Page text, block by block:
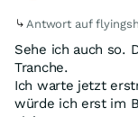
Antwort auf
Sehe ich auch so.
Tranche.
Ich warte jetzt
würde ich erst im